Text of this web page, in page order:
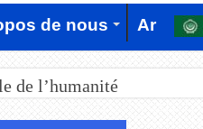
de nous Ar
de l’humanité